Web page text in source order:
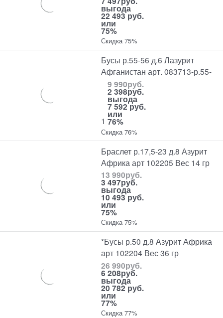
выгода
22 493 руб.
или
75%
Скидка 75%
Бусы р.55-56 д.6 Лазурит
Афганистан арт. 083713-р.55-
1
9 990руб.
2 398руб.
выгода
7 592 руб.
или
76%
Скидка 76%
Браслет р.17,5-23 д.8 Азурит
Африка арт 102205 Вес 14 гр
13 990руб.
3 497руб.
выгода
10 493 руб.
или
75%
Скидка 75%
*Бусы р.50 д.8 Азурит Африка
арт 102204 Вес 36 гр
26 990руб.
6 208руб.
выгода
20 782 руб.
или
77%
Скидка 77%